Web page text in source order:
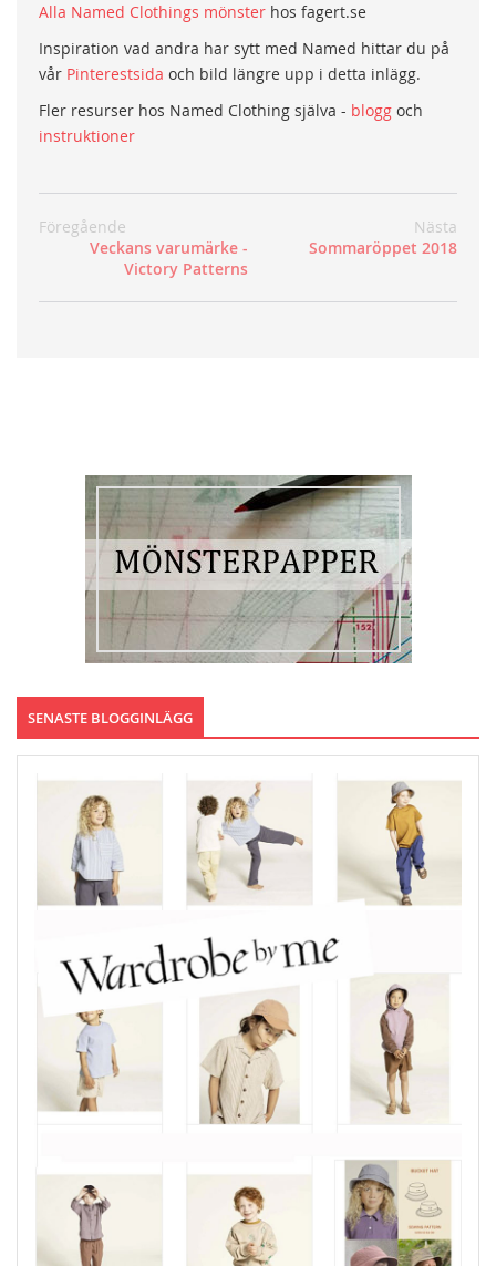
Alla Named Clothings mönster hos fagert.se
Inspiration vad andra har sytt med Named hittar du på
vår Pinterestsida och bild längre upp i detta inlägg.
Fler resurser hos Named Clothing själva - blogg och
instruktioner
Föregående
Veckans varumärke -
Victory Patterns
Nästa
Sommaröppet 2018
SENASTE BLOGGINLÄGG